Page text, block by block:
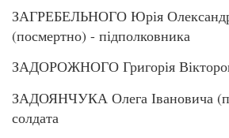
ЗАГРЕБЕЛЬНОГО Юрія
(посмертно) - підполковника
ЗАДОРОЖНОГО Григорія
ЗАДОЯНЧУКА Олега Івановича
солдата